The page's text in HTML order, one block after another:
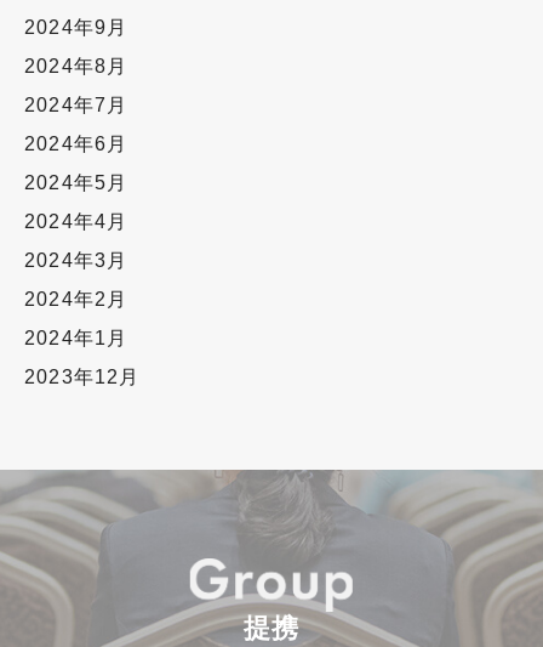
2024年9月
2024年8月
2024年7月
2024年6月
2024年5月
2024年4月
2024年3月
2024年2月
2024年1月
2023年12月
提携